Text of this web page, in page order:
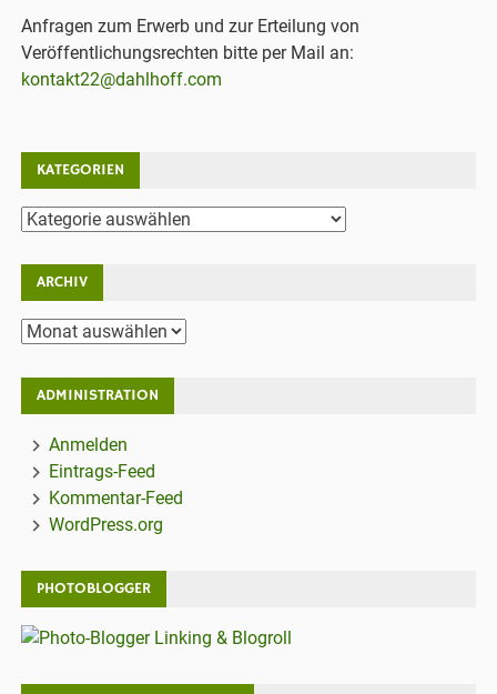
Anfragen zum Erwerb und zur Erteilung von
Veröffentlichungsrechten bitte per Mail an:
kontakt22@dahlhoff.com
KATEGORIEN
Kategorien
ARCHIV
Archiv
ADMINISTRATION
Anmelden
Eintrags-Feed
Kommentar-Feed
WordPress.org
PHOTOBLOGGER